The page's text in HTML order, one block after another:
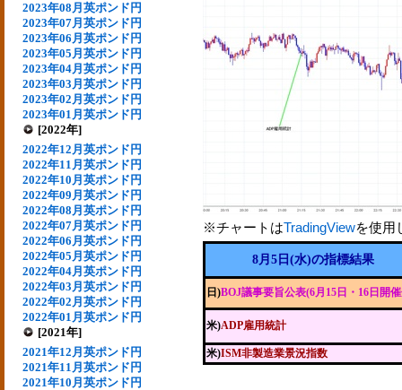
2023年08月英ポンド円
2023年07月英ポンド円
2023年06月英ポンド円
2023年05月英ポンド円
2023年04月英ポンド円
2023年03月英ポンド円
2023年02月英ポンド円
2023年01月英ポンド円
[2022年]
2022年12月英ポンド円
2022年11月英ポンド円
2022年10月英ポンド円
2022年09月英ポンド円
2022年08月英ポンド円
2022年07月英ポンド円
2022年06月英ポンド円
2022年05月英ポンド円
2022年04月英ポンド円
2022年03月英ポンド円
2022年02月英ポンド円
2022年01月英ポンド円
[2021年]
2021年12月英ポンド円
2021年11月英ポンド円
2021年10月英ポンド円
※チャートはTradingViewを使用
8月5日(水)の指標結果
日)BOJ議事要旨公表(6月15日・16日開
米)ADP雇用統計
米)ISM非製造業景況指数